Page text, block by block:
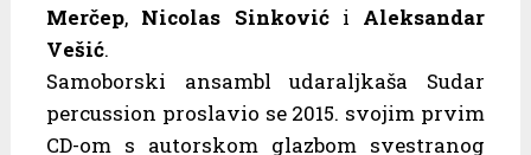
Merčep, Nicolas Sinkovići Aleksandar
Vešić.
Samoborski ansambl udaraljkaša Sudar
percussion proslavio se 2015. svojim prvim
CD-om s autorskom glazbom svestranog